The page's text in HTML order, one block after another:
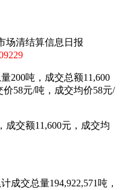
场清结算信息日报
200吨，成交总额11,600
58元/吨，成交均价58元/
成交额11,600元，成交均
成交总量194,922,571吨，